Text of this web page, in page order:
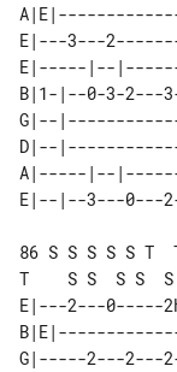
E|---3---
E|-----|--
B|1-|--0-3-
G|--
D|--
A|-----|--
86 S S S S S T
T    S S  S S  S
E|---2---0-----
G|-----2---2---